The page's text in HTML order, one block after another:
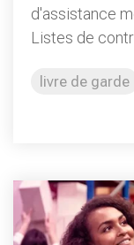
d'assistance
Listes de
livre de garde